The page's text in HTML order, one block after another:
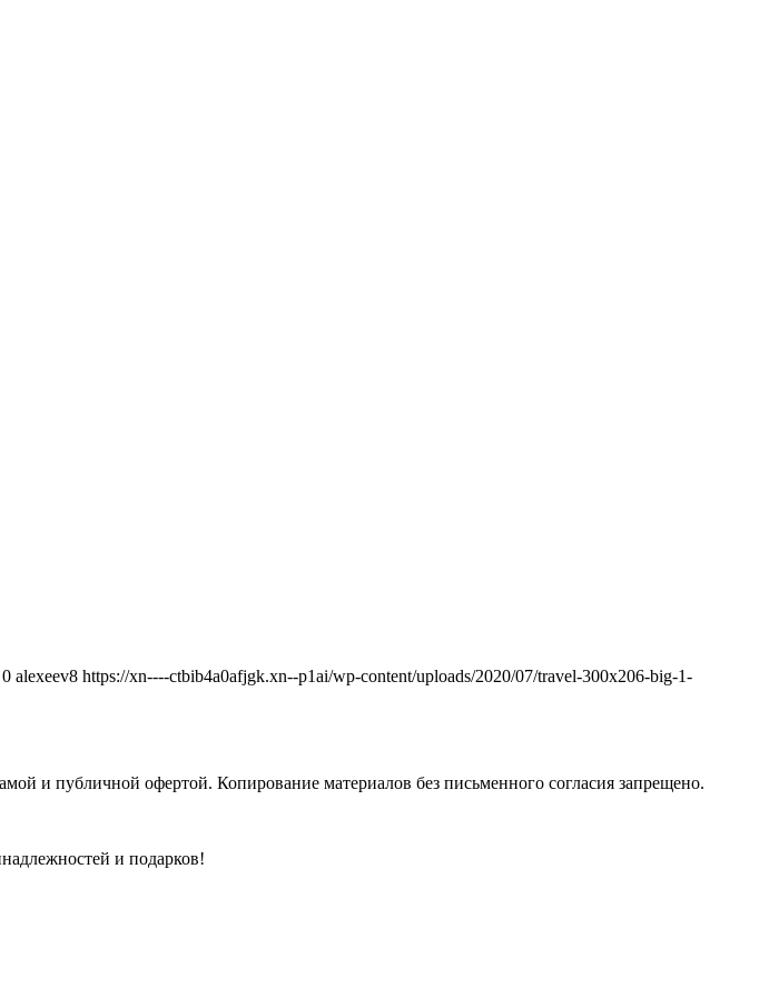
0 alexeev8 https://xn----ctbib4a0afjgk.xn--p1ai/wp-content/uploads/2020/07/travel-300x206-big-1-
и публичной офертой. Копирование материалов без письменного согласия запрещено.
и подарков!